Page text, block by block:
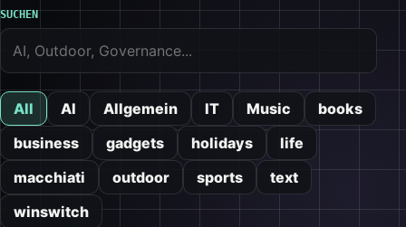
SUCHEN
All AI Allgemein IT Music
books
business
gadgets holidays
life
macchiati
outdoor sports
text
winswitch